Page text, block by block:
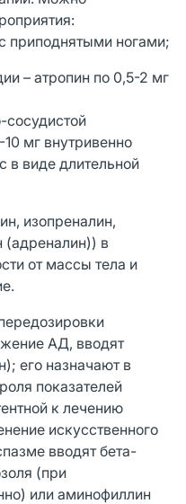
приподнятыми ногами;
– атропин по 0,5-2 мг
10 мг внутривенно
в виде длительной
изопреналин,
(адреналин)) в
от массы тела и
АД, вводят
его назначают в
показателей
к лечению
искусственного
вводят бета-
(при
или аминофиллин